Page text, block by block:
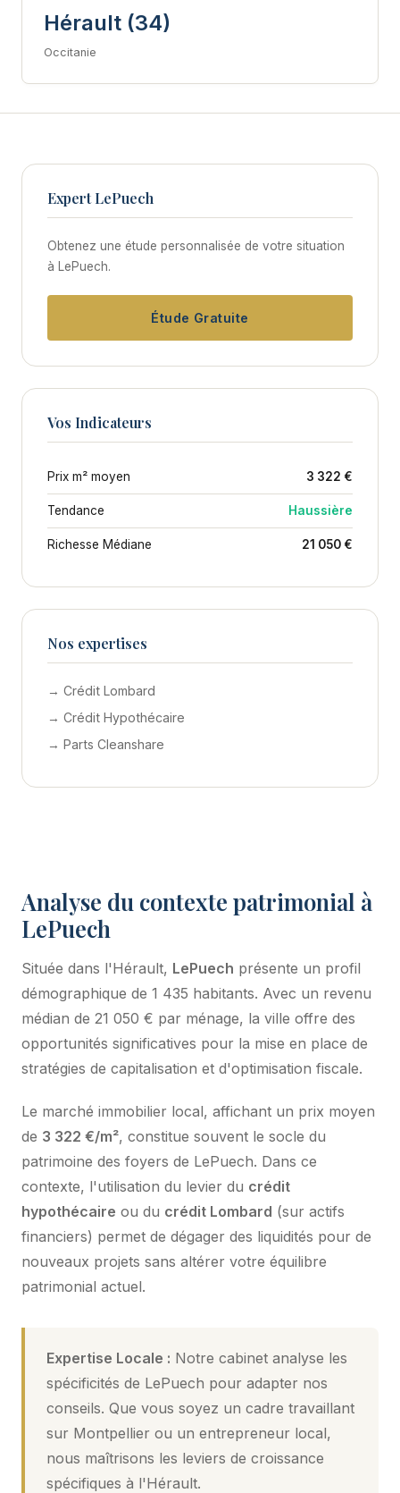
Hérault (34)
Occitanie
Analyse du contexte patrimonial à
LePuech
Située dans l'Hérault, LePuech présente un profil
démographique de 1 435 habitants. Avec un revenu
médian de 21 050 € par ménage, la ville offre des
opportunités significatives pour la mise en place de
stratégies de capitalisation et d'optimisation fiscale.
Le marché immobilier local, affichant un prix moyen
de 3 322 €/m², constitue souvent le socle du
patrimoine des foyers de LePuech. Dans ce
contexte, l'utilisation du levier du crédit
hypothécaire ou du crédit Lombard (sur actifs
financiers) permet de dégager des liquidités pour de
nouveaux projets sans altérer votre équilibre
patrimonial actuel.
Expertise Locale : Notre cabinet analyse les
spécificités de LePuech pour adapter nos
conseils. Que vous soyez un cadre travaillant
sur Montpellier ou un entrepreneur local,
nous maîtrisons les leviers de croissance
spécifiques à l'Hérault.
Expert LePuech
Obtenez une étude personnalisée de votre situation
à LePuech.
Étude Gratuite
Vos Indicateurs
Prix m² moyen 3 322 €
Tendance Haussière
Richesse Médiane 21 050 €
Nos expertises
→ Crédit Lombard
→ Crédit Hypothécaire
→ Parts Cleanshare